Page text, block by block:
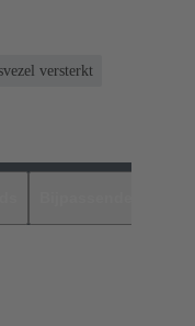
versterkt